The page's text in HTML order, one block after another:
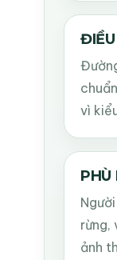
vì
PHÙ
rừng,
ảnh